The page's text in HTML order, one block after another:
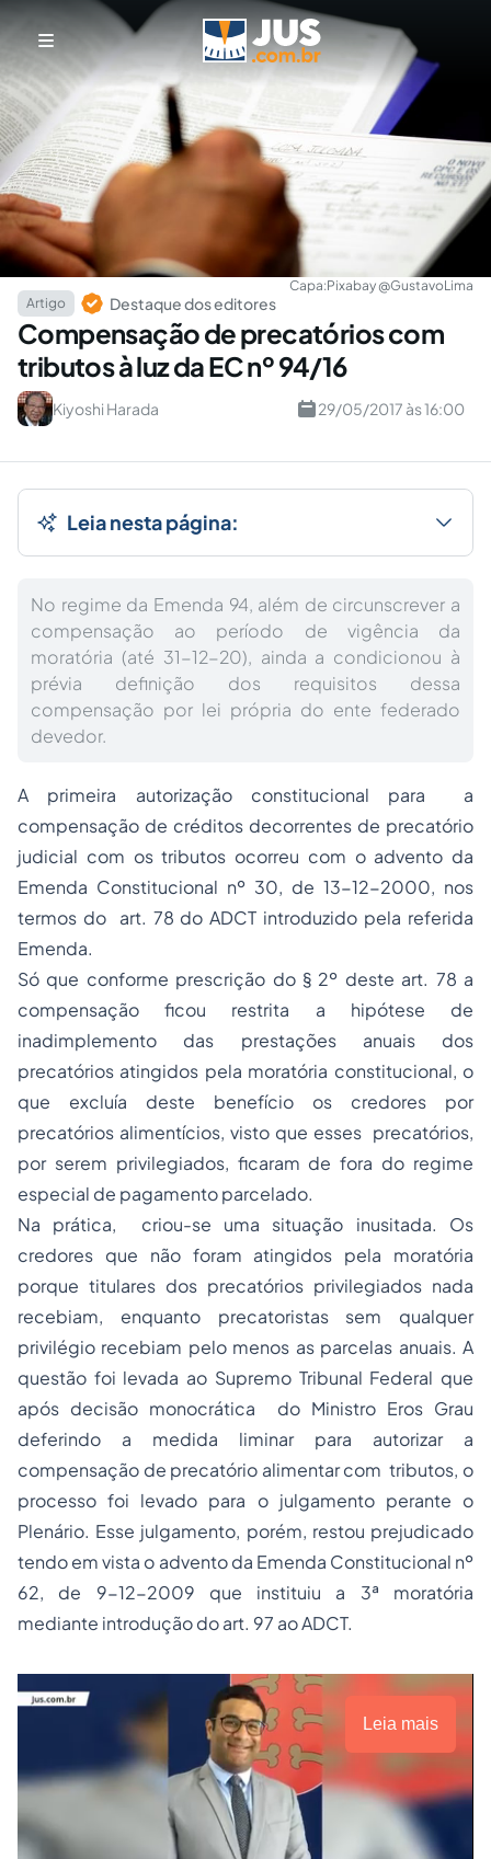
Capa:Pixabay @GustavoLima
Artigo
Destaque dos editores
Compensação de precatórios com
tributos à luz da EC nº 94/16
Kiyoshi Harada 29/05/2017 às 16:00
Leia nesta página:
No regime da Emenda 94, além de circunscrever a
compensação ao período de vigência da
moratória (até 31-12-20), ainda a condicionou à
prévia definição dos requisitos dessa
compensação por lei própria do ente federado
devedor.
A primeira autorização constitucional para a
compensação de créditos decorrentes de precatório
judicial com os tributos ocorreu com o advento da
Emenda Constitucional nº 30, de 13-12-2000, nos
termos do art. 78 do ADCT introduzido pela referida
Emenda.
Só que conforme prescrição do § 2º deste art. 78 a
compensação ficou restrita a hipótese de
inadimplemento das prestações anuais dos
precatórios atingidos pela moratória constitucional, o
que excluía deste benefício os credores por
precatórios alimentícios, visto que esses precatórios,
por serem privilegiados, ficaram de fora do regime
especial de pagamento parcelado.
Na prática, criou-se uma situação inusitada. Os
credores que não foram atingidos pela moratória
porque titulares dos precatórios privilegiados nada
recebiam, enquanto precatoristas sem qualquer
privilégio recebiam pelo menos as parcelas anuais. A
questão foi levada ao Supremo Tribunal Federal que
após decisão monocrática do Ministro Eros Grau
deferindo a medida liminar para autorizar a
compensação de precatório alimentar com tributos, o
processo foi levado para o julgamento perante o
Plenário. Esse julgamento, porém, restou prejudicado
tendo em vista o advento da Emenda Constitucional nº
62, de 9-12-2009 que instituiu a 3ª moratória
mediante introdução do art. 97 ao ADCT.
Leia mais